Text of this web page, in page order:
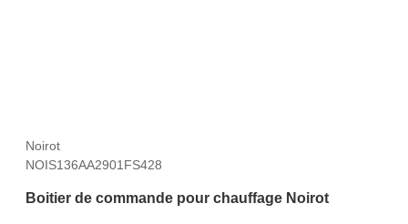
Noirot
NOIS136AA2901FS428
Boitier de commande pour chauffage Noirot